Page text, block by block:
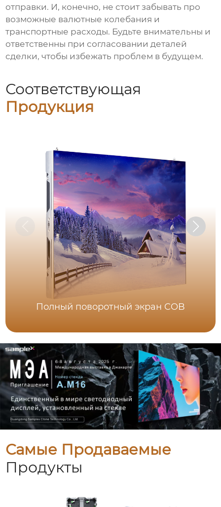
отправки. И, конечно, не стоит забывать про
возможные валютные колебания и
транспортные расходы. Будьте внимательны и
ответственны при согласовании деталей
сделки, чтобы избежать проблем в будущем.
Соответствующая
Продукция
Полный поворотный экран COB
Самые Продаваемые
Продукты